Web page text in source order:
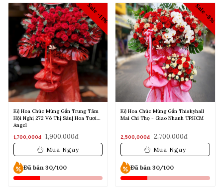
Sale -8%
Kệ Hoa Chúc Mừng Gần Thiskyhall
Mai Chí Thọ - Giao Nhanh TP.HCM
2,500,000đ 2,700,000đ
Mua Ngay
Đã bán 30/100
Sale -
Kệ Hoa Chúc Mừng Tone Cam Hướng
Dương | Hoa Tươi Angel
2,000,000đ 2,200,000đ
Mua Ngay
Đã bán 30/100